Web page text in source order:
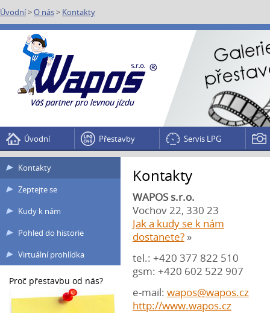
Kontakty
WAPOS s.r.o.
Vochov 22, 330 23
Jak a kudy se k nám
dostanete? »
tel.: +420 377 822 510
gsm: +420 602 522 907
e-mail: wapos@wapos.cz
http://www.wapos.cz
Kontakty
Zeptejte se
Kudy k nám
Pohled do historie
Virtuální prohlídka
Proč přestavbu od nás?
Úvodní>O nás> Kontakty
Úvodní Přestavby Servis LPG